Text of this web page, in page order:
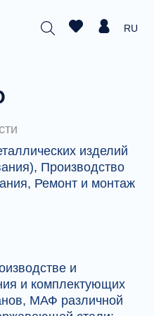
RU
изделий
Производство
Ремонт и монтаж
и
и комплектующих
МАФ различной